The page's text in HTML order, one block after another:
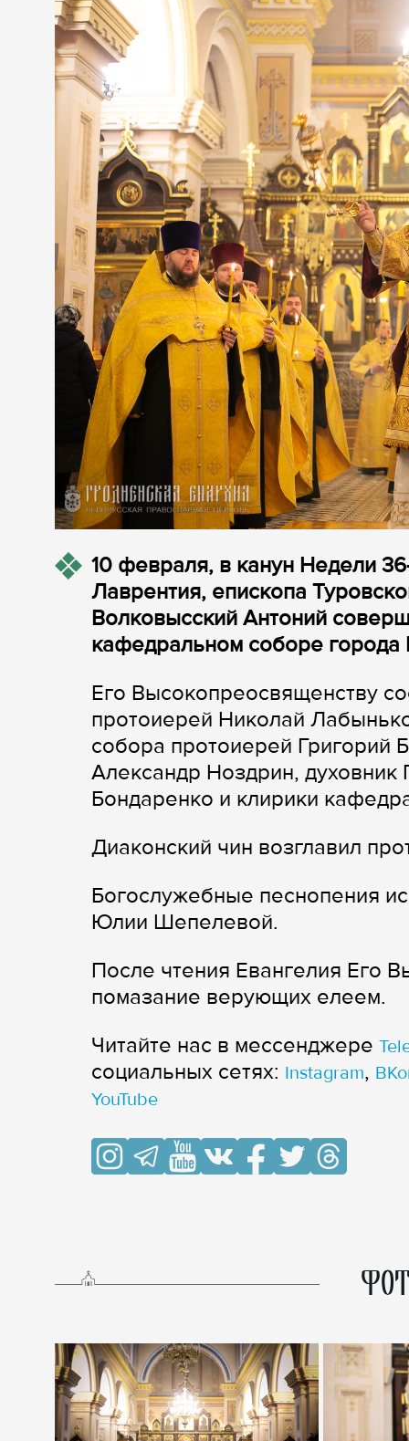
10 февраля, в канун Недели
Лаврентия, епископа
Волковысский Антоний
кафедральном соборе города
Его Высокопреосвященству
протоиерей Николай
собора протоиерей Григорий
Александр Ноздрин,
Бондаренко и клирики
Диаконский чин возглавил
Богослужебные песнопения
Юлии Шепелевой.
После чтения Евангелия Его
помазание верующих елеем.
Читайте нас в мессенджере
cоциальных сетях: Instagram,
YouTube